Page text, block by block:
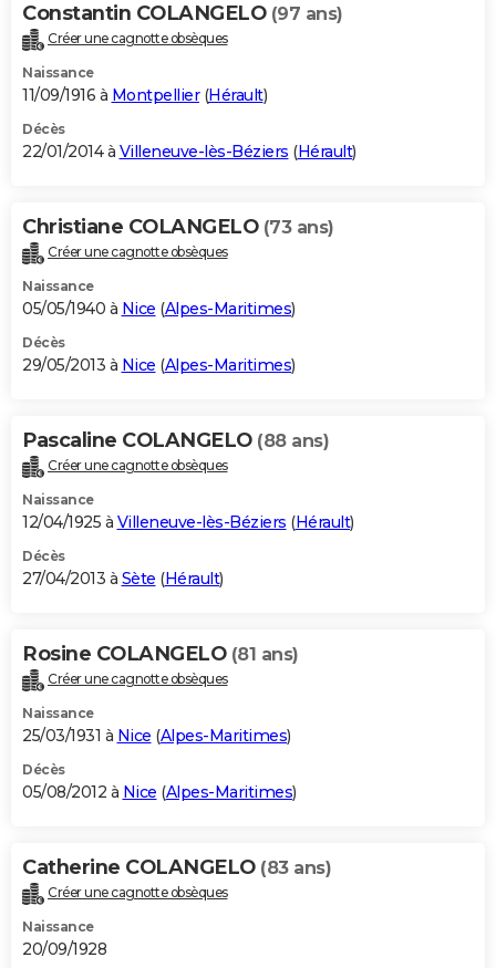
Constantin COLANGELO (97 ans)
Créer une cagnotte obsèques
Naissance
11/09/1916 à Montpellier(Hérault)
Décès
22/01/2014 à Villeneuve-lès-Béziers (Hérault)
Christiane COLANGELO (73 ans)
Créer une cagnotte obsèques
Naissance
05/05/1940 à Nice (Alpes-Maritimes)
Décès
29/05/2013 à Nice (Alpes-Maritimes)
Pascaline COLANGELO (88 ans)
Créer une cagnotte obsèques
Naissance
12/04/1925 à Villeneuve-lès-Béziers (Hérault)
Décès
27/04/2013 à Sète (Hérault)
Rosine COLANGELO (81 ans)
Créer une cagnotte obsèques
Naissance
25/03/1931 à Nice (Alpes-Maritimes)
Décès
05/08/2012 à Nice (Alpes-Maritimes)
Catherine COLANGELO (83 ans)
Créer une cagnotte obsèques
Naissance
20/09/1928